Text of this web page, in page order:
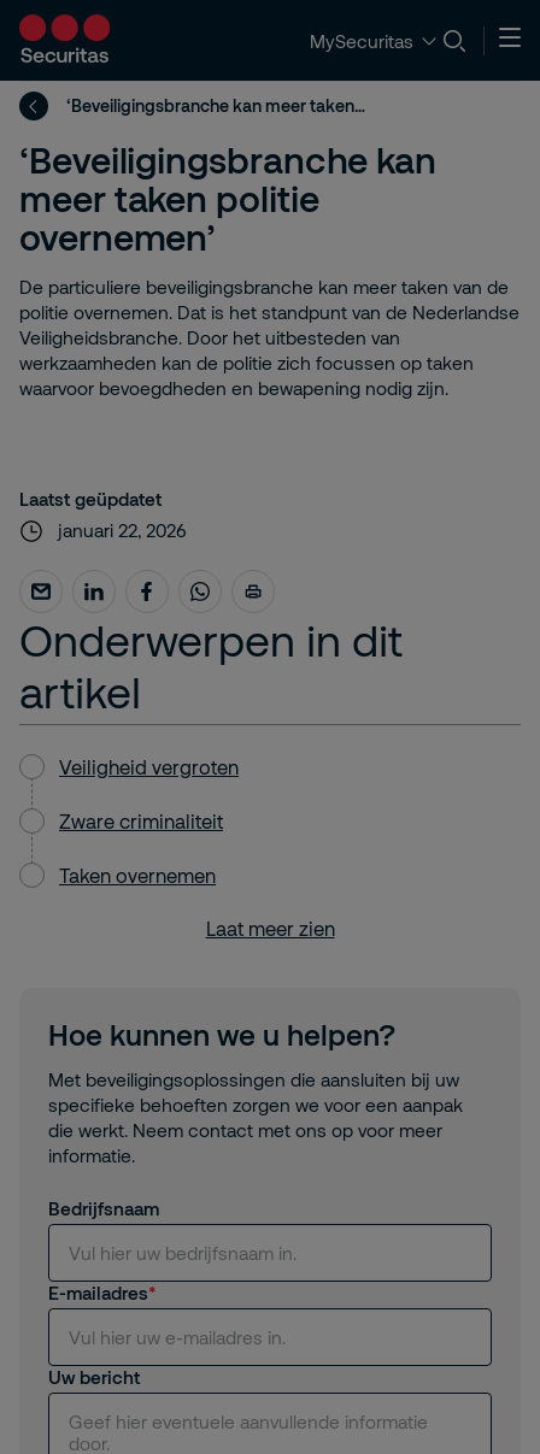
MySecuritas
‘Beveiligingsbranche kan meer taken politie overnemen’
‘Beveiligingsbranche kan
meer taken politie
overnemen’
De particuliere beveiligingsbranche kan meer taken van de
politie overnemen. Dat is het standpunt van de Nederlandse
Veiligheidsbranche. Door het uitbesteden van
werkzaamheden kan de politie zich focussen op taken
waarvoor bevoegdheden en bewapening nodig zijn.
Laatst geüpdatet
januari 22, 2026
Onderwerpen in dit
artikel
Veiligheid vergroten
Zware criminaliteit
Taken overnemen
Laat meer zien
Hoe kunnen we u helpen?
Met beveiligingsoplossingen die aansluiten bij uw
specifieke behoeften zorgen we voor een aanpak
die werkt. Neem contact met ons op voor meer
informatie.
Bedrijfsnaam
E-mailadres
Uw bericht